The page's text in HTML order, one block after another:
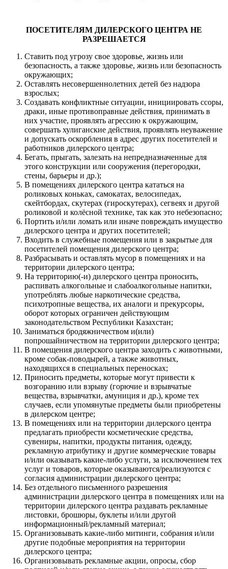
ПОСЕТИТЕЛЯМ ДИЛЕРСКОГО ЦЕНТРА НЕ
РАЗРЕШАЕТСЯ
Ставить под угрозу свое здоровье, жизнь или
безопасность, а также здоровье, жизнь или безопасность
окружающих;
Оставлять несовершеннолетних детей без надзора
взрослых;
Создавать конфликтные ситуации, инициировать ссоры,
драки, иные противоправные действия, принимать в
них участие, проявлять агрессию к окружающим,
совершать хулиганские действия, проявлять неуважение
и допускать оскорбления в адрес других посетителей и
работников дилерского центра;
Бегать, прыгать, залезать на непредназначенные для
этого конструкции или сооружения (перегородки,
стены, барьеры и др.);
В помещениях дилерского центра кататься на
роликовых коньках, самокатах, велосипедах,
скейтбордах, скутерах (гироскутерах), сегвеях и другой
роликовой и колёсной технике, так как это небезопасно;
Портить и/или ломать или иначе повреждать имущество
дилерского центра и других посетителей;
Входить в служебные помещения или в закрытые для
посетителей помещения дилерского центра;
Разбрасывать и оставлять мусор в помещениях и на
территории дилерского центра;
На территорию(-и) дилерского центра проносить,
распивать алкогольные и слабоалкогольные напитки,
употреблять любые наркотические средства,
психотропные вещества, их аналоги и прекурсоры,
оборот которых ограничен действующим
законодательством Республики Казахстан;
Заниматься бродяжничеством и(или)
попрошайничеством на территории дилерского центра;
В помещения дилерского центра заходить с животными,
кроме собак-поводырей, а также животных,
находящихся в специальных переносках;
Приносить предметы, которые могут привести к
возгоранию или взрыву (горючие и взрывчатые
вещества, взрывчатки, амуниция и др.), кроме тех
случаев, если упомянутые предметы были приобретены
в дилерском центре;
В помещениях или на территории дилерского центра
предлагать приобрести косметические средства,
сувениры, напитки, продукты питания, одежду,
рекламную атрибутику и другие коммерческие товары
и/или оказывать какие-либо услуги, за исключением тех
услуг и товаров, которые оказываются/реализуются с
согласия администрации дилерского центра;
Без отдельного письменного разрешения
администрации дилерского центра в помещениях или на
территории дилерского центра раздавать рекламные
листовки, брошюры, буклеты и/или другой
информационный/рекламный материал;
Организовывать какие-либо митинги, собрания и/или
другие подобные мероприятия на территории
дилерского центра;
Организовывать рекламные акции, опросы, сбор